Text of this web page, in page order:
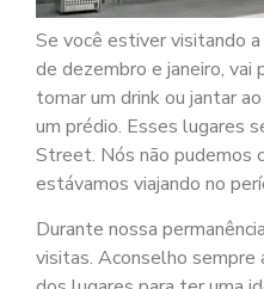
Se você estiver visitando
de dezembro e janeiro,
tomar um drink ou jantar
um prédio. Esses lugares
Street. Nós não pudemos
estávamos viajando no
Durante nossa
visitas. Aconselho sempre